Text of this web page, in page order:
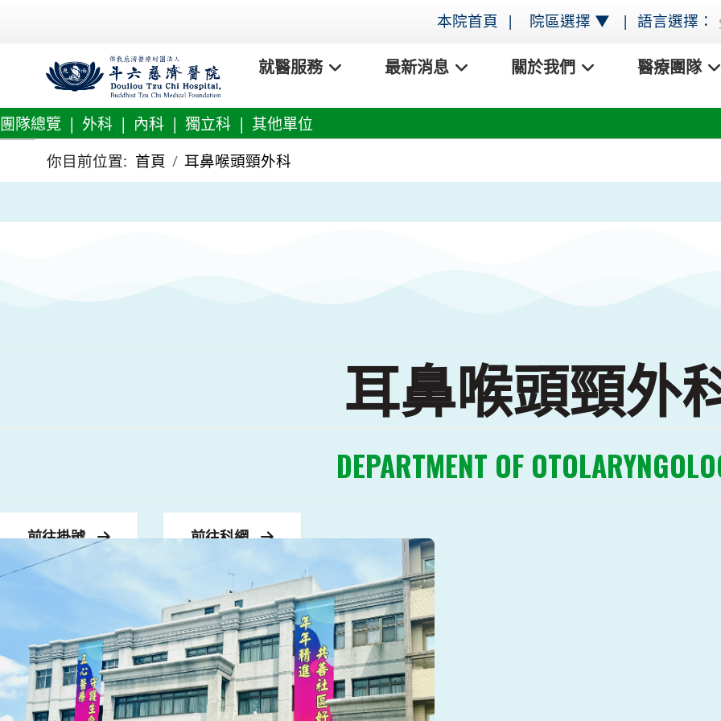
本院首頁 | 院區選擇 ▼ | 語言選擇：
就醫服務 最新消息 關於我們 醫療團隊
團隊總覽 | 外科 | 內科 | 獨立科 | 其他單位
你目前位置: 首頁 耳鼻喉頭頸外科
耳鼻喉頭頸外
DEPARTMENT OF
前往掛號 前往科網